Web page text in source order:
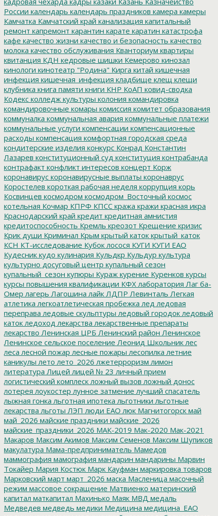
России календарь календарь праздников камера камеры
Камчатка Камчатский край канализация капитальный
ремонт капремонт карантин карате каратин катастрофа
кафе качество жизни качество и безопасность качество
молока качество обслуживания Кванториум квартиры
квитанция КДН кедровые шишки Кемерово кинозал
кинологи кинотеатр "Родина" Кирга китай кишечная
инфекция кишечная_инфекция кладбище клещ клещи
клубника книга памяти книги КНР КоАП ковид-сводка
Кодекс колледж культуры колония командировка
командировочные комары комиссия комитет образования
коммуналка коммунальная авария коммунальные платежи
коммунальные услуги компенсации компенсационные
расходы компенсация комфортная городская среда
кондитерские изделия конкурс Конрад Константин
Лазарев конституционный суд конституция контрабанда
контрафакт конфликт интересов концерт Корж
коронавирус коронавирусные выплаты коронаврус
Коростелев короткая рабочая неделя коррупция корь
Косвинцев космодром космодром_Восточный космос
котельная Кочмар КПРФ КПСС кража кражи красная икра
Краснодарский край кредит кредитная амнистия
кредитоспособность Кремль креозот Крещение кризис
Крик души Криминал Крым крытый каток крытый_каток
КСН КТ-исследование Кубок лосося КУГИ КУГИ ЕАО
Кудесник кудо кулинария Кульдкр Кульдур культура
культурно досуговый центр купальный сезон
купальный_сезон купюры Кураж курение Куренков курсы
курсы повышения квалификации КФХ лаборатория Лаг ба-
Омер лагерь Лагошина лайк ЛДПР Левинталь Легкая
атлетика легкоатлетическая пробежка лед ледовая
переправа ледовые скульптуры ледовый городок ледовый
каток ледоход лекарства лекарственные препараты
лекарство Ленинская ЦРБ Ленинский район Ленинское
Ленинское сельское поселение Леонид Школьник лес
леса лесной пожар лесные пожары лесопилка летние
каникулы лето лето_2026 лжетерроризм лимон
литература Лицей лицей № 23 личный прием
логистический комплеск ложный вызов ложный донос
лотерея лоукостер лунное затмение лучший спасатель
лыжная гонка льготная ипотека льготники льготные
лекарства льготы ЛЭП люди ЕАО люк Магнитогорск май
май_2026 майские праздники майские_2026
майские_праздники_2026 МАК-2019 Мак-2020 Мак-2021
Макаров Максим Акимов Максим Семенов Максим Шупиков
макулатура Мама-предприниматель Мамедов
маммография мамография мандарин мандарины Марвин
Токайер Мария Костюк Марк Кауфман маркировка товаров
Марковский март март_2026 маска Масленица масочный
режим массовое сокращение Матвиенко материнский
капитал маткапитал Махинько Маяк МВД медаль
Медведев медведь медики Медицина медицина_ЕАО